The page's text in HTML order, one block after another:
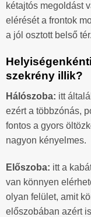
kétajtós megoldást
elérését a frontok
a jól osztott belső tér.
szekrény illik?
Hálószoba: itt
ezért a többzónás,
fontos a gyors
nagyon kényelmes.
Előszoba: itt a
van könnyen
olyan felület, amit
előszobában azért